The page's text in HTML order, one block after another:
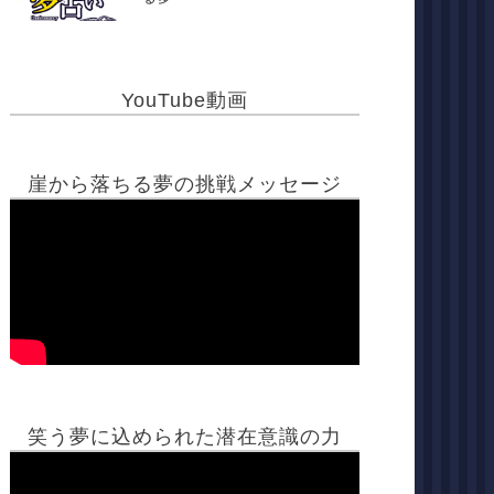
YouTube動画
崖から落ちる夢の挑戦メッセージ
笑う夢に込められた潜在意識の力